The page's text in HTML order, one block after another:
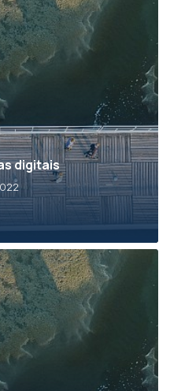
digitais